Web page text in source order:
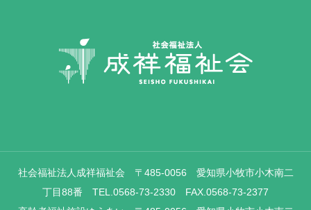
社会福祉法人成祥福祉会 〒485-0056 愛知県小牧市小木南二
丁目88番 TEL.0568-73-2330 FAX.0568-73-2377